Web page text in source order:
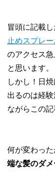
冒頭に記載し
止めスプレ
のアクセス
と思います。
しかし！日
出るのは経
ながらこの記
何が変わった
端な髪のダ